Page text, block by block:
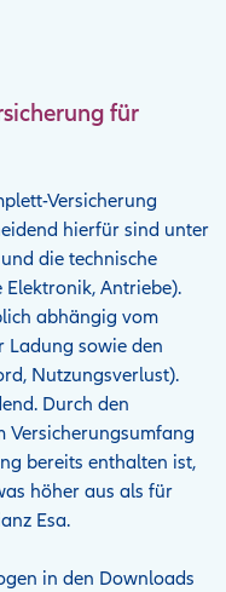
für
Versicherung
hierfür sind unter
die technische
Antriebe).
abhängig vom
Ladung sowie den
Nutzungsverlust).
Durch den
Versicherungsumfang
bereits enthalten ist,
höher aus als für
Esa.
in den Downloads